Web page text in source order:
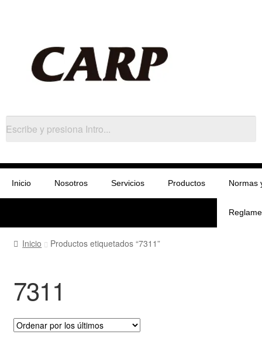
Inicio Nosotros Servicios Productos Normas
Inicio Productos etiquetados “7311”
7311